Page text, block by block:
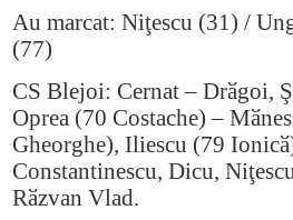
Au marcat: Niţescu (31) /
(77)
CS Blejoi: Cernat – Drӑgoi,
Oprea (70 Costache) –
Gheorghe), Iliescu (79
Constantinescu, Dicu,
Rӑzvan Vlad.